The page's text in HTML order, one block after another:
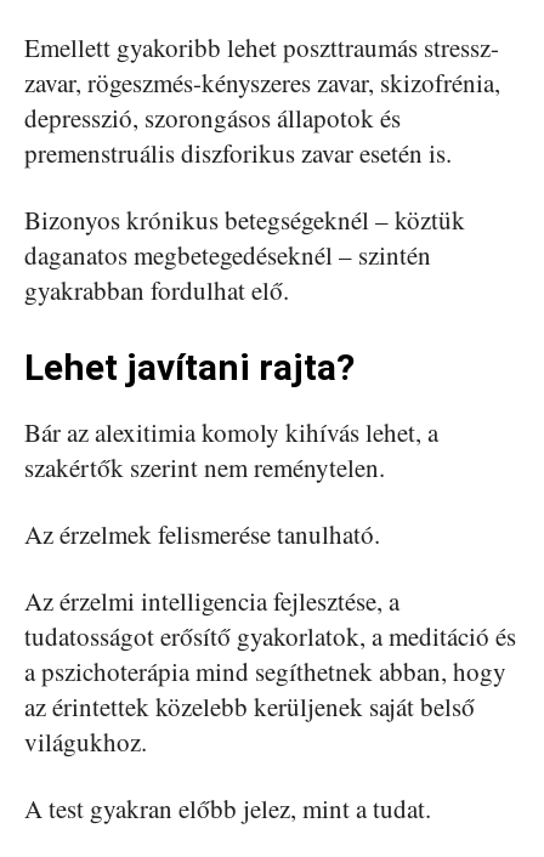
Emellett gyakoribb lehet poszttraumás stressz-
zavar, rögeszmés-kényszeres zavar, skizofrénia,
depresszió, szorongásos állapotok és
premenstruális diszforikus zavar esetén is.
Bizonyos krónikus betegségeknél – köztük
daganatos megbetegedéseknél – szintén
gyakrabban fordulhat elő.
Lehet javítani rajta?
Bár az alexitimia komoly kihívás lehet, a
szakértők szerint nem reménytelen.
Az érzelmek felismerése tanulható.
Az érzelmi intelligencia fejlesztése, a
tudatosságot erősítő gyakorlatok, a meditáció és
a pszichoterápia mind segíthetnek abban, hogy
az érintettek közelebb kerüljenek saját belső
világukhoz.
A test gyakran előbb jelez, mint a tudat.